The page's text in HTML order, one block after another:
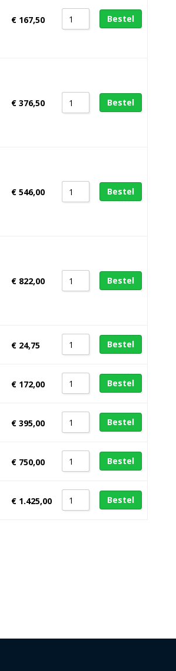
€ 167,50 Bestel
€ 376,50 Bestel
€ 546,00 Bestel
€ 822,00 Bestel
€ 24,75 Bestel
€ 172,00 Bestel
€ 395,00 Bestel
€ 750,00 Bestel
€ 1.425,00 Bestel